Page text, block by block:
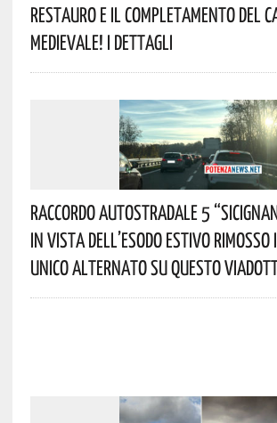
Restauro E Il Completamento Del
Medievale! I Dettagli
Raccordo Autostradale 5
In Vista Dell’esodo Estivo Rimosso
Unico Alternato Su Questo